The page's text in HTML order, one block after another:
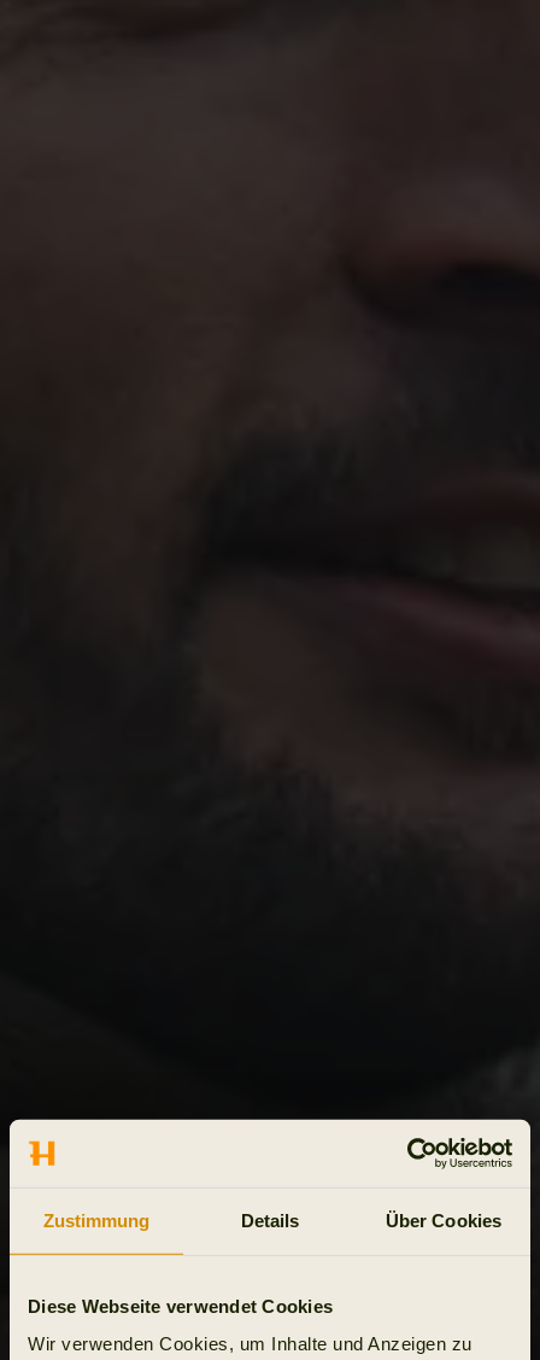
Zustimmung Details Über Cookies
Diese Webseite verwendet Cookies
Wir verwenden Cookies, um Inhalte und Anzeigen zu